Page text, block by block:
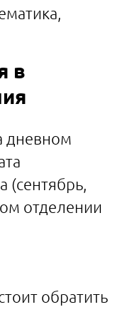
в
дневном
(сентябрь,
отделении
обратить